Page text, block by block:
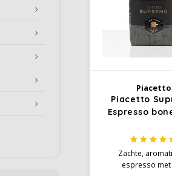
Piacetto
Piacetto
Espresso
Zachte,
espresso met